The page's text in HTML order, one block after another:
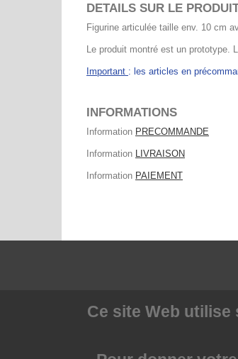
DETAILS SUR LE
Figurine articulée taille env. 10 cm
Le produit montré est un prototype.
Important : les articles en
INFORMATIONS
Information PRECOMMANDE
Information LIVRAISON
Information PAIEMENT
Ce site Web utilise